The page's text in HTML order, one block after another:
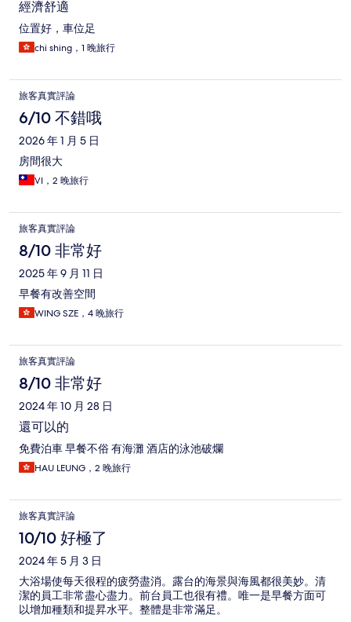
經濟舒適
位置好，車位足
chi shing，1 晚旅行
旅客真實評論
6/10 不錯哦
2026 年 1 月 5 日
房間很大
VI，2 晚旅行
旅客真實評論
8/10 非常好
2025 年 9 月 11 日
早餐有改善空間
WING SZE，4 晚旅行
旅客真實評論
8/10 非常好
2024 年 10 月 28 日
還可以的
免費泊車 早餐不俗 有海灘 酒店的泳池破爛
HAU LEUNG，2 晚旅行
旅客真實評論
10/10 好極了
2024 年 5 月 3 日
大浴場使每天很程的疲勞盡消。露台的海景與海風都很美妙。清
潔的員工非常盡心盡力。前台員工也很有禮。唯一是早餐方面可
以增加種類和提昇水平。整體是非常滿足。